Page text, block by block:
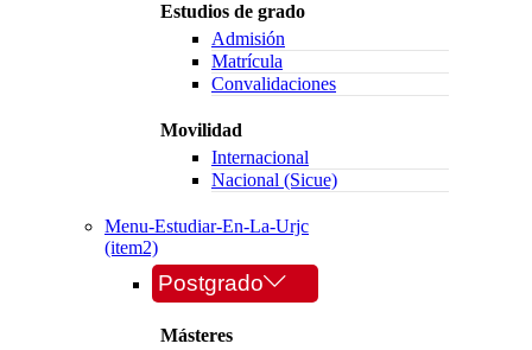
Estudios de grado
Admisión
Matrícula
Convalidaciones
Movilidad
Internacional
Nacional (Sicue)
Menu-Estudiar-En-La-Urjc
(item2)
Postgrado
Másteres